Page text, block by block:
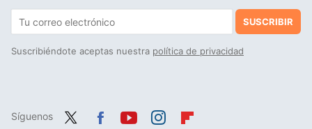
SUSCRIBIR
Suscribiéndote aceptas nuestra política de privacidad
Síguenos